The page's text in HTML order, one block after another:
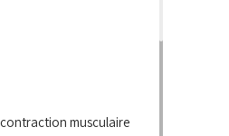
musculaire